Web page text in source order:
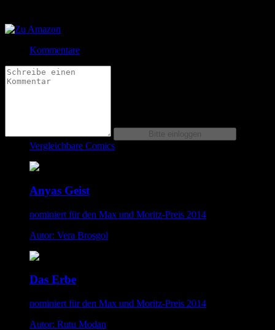
Kommentare
Vergleichbare Comics
Anyas Geist
nominiert für den Max und Moritz-Preis 2014
Autor: Vera Brosgol
Das Erbe
nominiert für den Max und Moritz-Preis 2014
Autor: Rutu Modan